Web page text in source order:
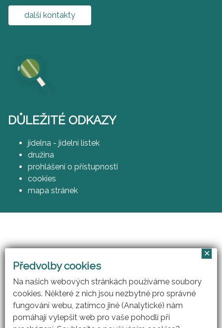
další kontakty
DŮLEŽITÉ ODKAZY
jídelna - jídelní lístek
družina
prohlášení o přístupnosti
cookies
mapa stránek
(CZ.1.07/1.3.00/51.0007)
Předvolby cookies
Na našich webových stránkách používáme soubory
cookies. Některé z nich jsou nezbytné pro správné
fungování webu, zatímco jiné (Analytické) nám
pomáhají vylepšit web pro vaše pohodlí při
✕